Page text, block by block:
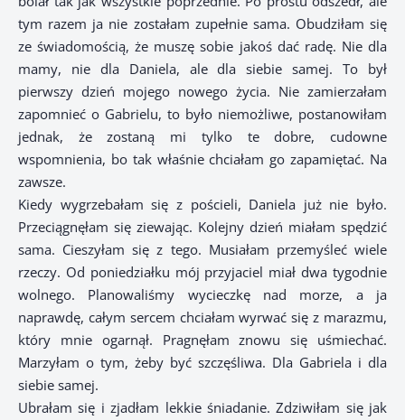
tym razem ja nie zostałam zupełnie sama. Obudziłam się
ze świadomością, że muszę sobie jakoś dać radę. Nie dla
mamy, nie dla Daniela, ale dla siebie samej. To był
pierwszy dzień mojego nowego życia. Nie zamierzałam
zapomnieć o Gabrielu, to było niemożliwe, postanowiłam
jednak, że zostaną mi tylko te dobre, cudowne
wspomnienia, bo tak właśnie chciałam go zapamiętać. Na
zawsze.
Kiedy wygrzebałam się z pościeli, Daniela już nie było.
Przeciągnęłam się ziewając. Kolejny dzień miałam spędzić
sama. Cieszyłam się z tego. Musiałam przemyśleć wiele
rzeczy. Od poniedziałku mój przyjaciel miał dwa tygodnie
wolnego. Planowaliśmy wycieczkę nad morze, a ja
naprawdę, całym sercem chciałam wyrwać się z marazmu,
który mnie ogarnął. Pragnęłam znowu się uśmiechać.
Marzyłam o tym, żeby być szczęśliwa. Dla Gabriela i dla
siebie samej.
Ubrałam się i zjadłam lekkie śniadanie. Zdziwiłam się jak